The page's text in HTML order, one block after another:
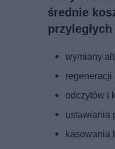
średnie
wymiany
regeneracji
odczytów i
ustawiania
kasowania